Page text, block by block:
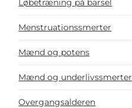
Løbetræning på barsel
Menstruationssmerter
Mænd og potens
Mænd og underlivssmerter
Overgangsalderen